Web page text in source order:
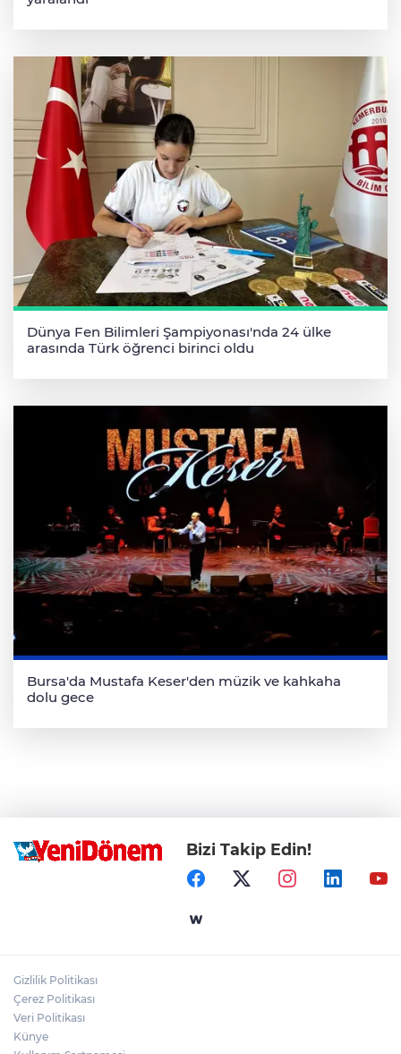
Dünya Fen Bilimleri Şampiyonası'nda 24 ülke
arasında Türk öğrenci birinci oldu
Bursa'da Mustafa Keser'den müzik ve kahkaha
dolu gece
Bizi Takip Edin!
Gizlilik Politikası
Çerez Politikası
Veri Politikası
Künye